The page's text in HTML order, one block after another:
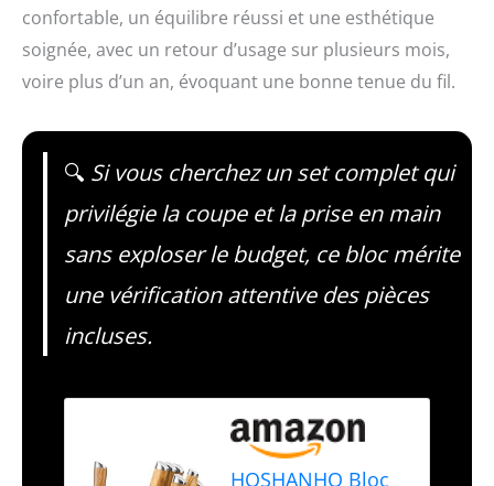
confortable, un équilibre réussi et une esthétique
soignée, avec un retour d’usage sur plusieurs mois,
voire plus d’un an, évoquant une bonne tenue du fil.
🔍 Si vous cherchez un set complet qui
privilégie la coupe et la prise en main
sans exploser le budget, ce bloc mérite
une vérification attentive des pièces
incluses.
HOSHANHO Bloc